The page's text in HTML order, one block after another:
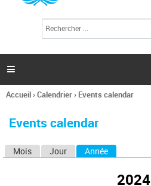
l
c
h
e

Vous
ici
Accueil›Calendrier› Events calendar
Events calendar
Mois Jour Année
2024